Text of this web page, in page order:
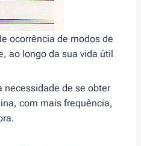
ocorrência de modos de
ao longo da sua vida útil
necessidade de se obter
com mais frequência,